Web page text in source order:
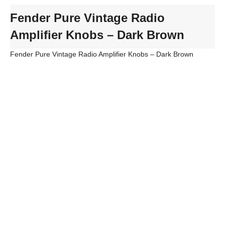
Fender Pure Vintage Radio
Amplifier Knobs – Dark Brown
Fender Pure Vintage Radio Amplifier Knobs – Dark Brown